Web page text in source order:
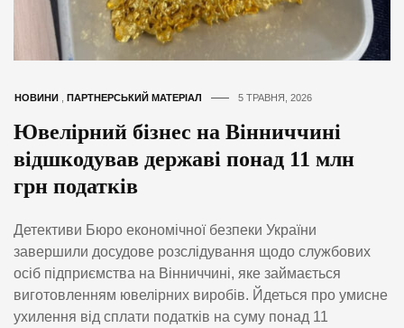
НОВИНИ ПАРТНЕРСЬКИЙ МАТЕРІАЛ 5 ТРАВНЯ, 2026
Ювелірний бізнес на Вінниччині
відшкодував державі понад 11 млн
грн податків
Детективи Бюро економічної безпеки України
завершили досудове розслідування щодо службових
осіб підприємства на Вінниччині, яке займається
виготовленням ювелірних виробів. Йдеться про умисне
ухилення від сплати податків на суму понад 11